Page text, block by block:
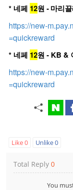
* 네페 12원 -마리
https://new-
=quickreward
* 네페 12원 - KB &
https://new-
=quickreward
Like0 Unlike0
Total Reply0
You